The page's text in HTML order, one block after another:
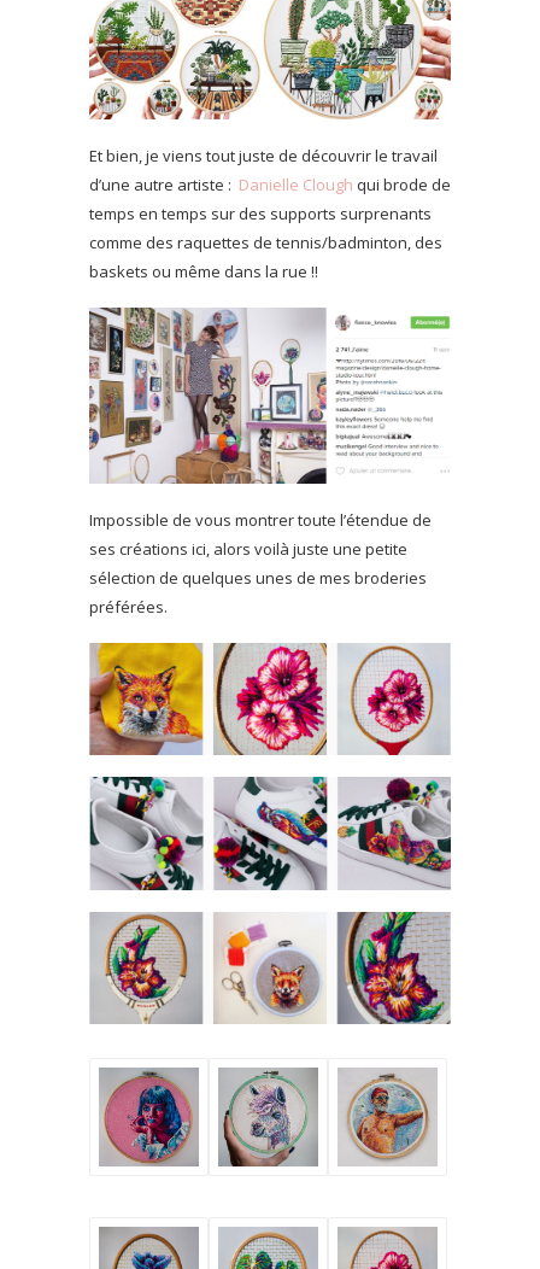
Et bien, je viens tout juste de découvrir le travail
d’une autre artiste : Danielle Clough qui brode de
temps en temps sur des supports surprenants
comme des raquettes de tennis/badminton, des
baskets ou même dans la rue !!
Impossible de vous montrer toute l’étendue de
ses créations ici, alors voilà juste une petite
sélection de quelques unes de mes broderies
préférées.